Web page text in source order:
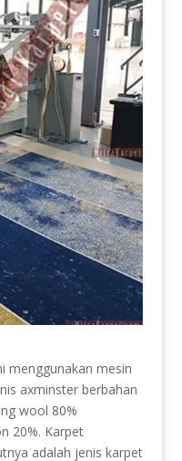
menggunakan mesin
axminster berbahan
wool 80%
20%. Karpet
adalah jenis karpet